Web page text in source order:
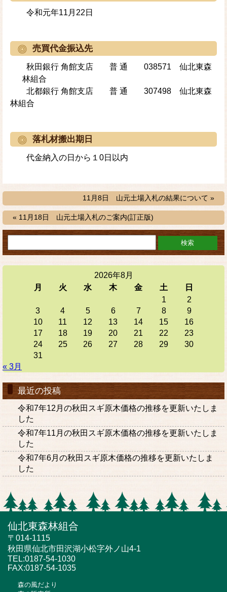
令和元年11月22日
売買代金振込先
秋田銀行 角館支店 普 通 038571 仙北東森
林組合
北都銀行 角館支店 普 通 307498 仙北東森
林組合
落札材搬出期日
代金納入の日から１0日以内
11月8日 山元土場入札の結果について »
« 11月18日 山元土場入札のご案内(訂正版)
2026年8月
月
火 水 木 金 土
日
1
2
3
4 5 6 7 8
9
10
11 12 13 14 15
16
17
18 19 20 21 22
23
24
25 26 27 28 29
30
31
« 3月
最近の投稿
令和7年12月の秋田スギ原木価格の推移を更新いたしま
した
令和7年11月の秋田スギ原木価格の推移を更新いたしま
した
令和7年6月の秋田スギ原木価格の推移を更新いたしま
した
仙北東森林組合
〒014-1115
秋田県仙北市田沢湖小松字外ノ山4-1
TEL:0187-54-1030
FAX:0187-54-1035
森の風だより